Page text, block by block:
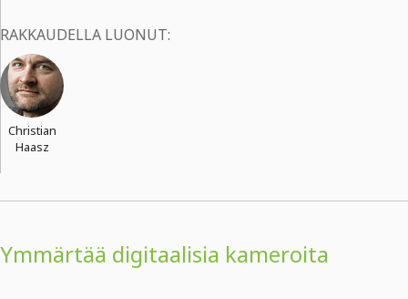
RAKKAUDELLA LUONUT:
Christian
Haasz
Ymmärtää digitaalisia kameroita